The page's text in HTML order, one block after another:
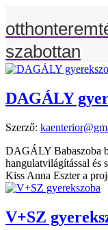
szabottan
DAGÁLY
Szerző:
DAGÁLY Babaszoba
hangulatvilágítással és
Kiss Anna Eszter a
V+SZ